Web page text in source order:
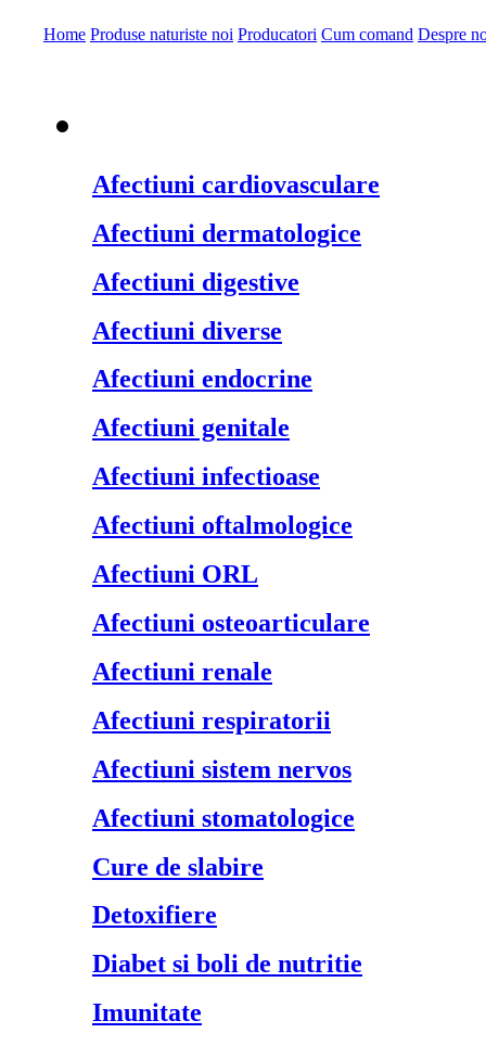
Home Produse naturiste noi Producatori Cum comand Despre
Afectiuni cardiovasculare
Afectiuni dermatologice
Afectiuni digestive
Afectiuni diverse
Afectiuni endocrine
Afectiuni genitale
Afectiuni infectioase
Afectiuni oftalmologice
Afectiuni ORL
Afectiuni osteoarticulare
Afectiuni renale
Afectiuni respiratorii
Afectiuni sistem nervos
Afectiuni stomatologice
Cure de slabire
Detoxifiere
Diabet si boli de nutritie
Imunitate